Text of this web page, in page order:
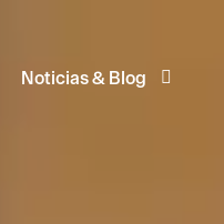
Noticias & Blog